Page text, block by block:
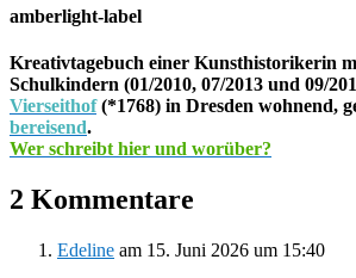
amberlight-label
Kreativtagebuch einer Kunsthistorikerin
Schulkindern (01/2010, 07/2013 und 09/
Vierseithof(*1768) in Dresden wohnend,
bereisend.
Wer schreibt hier und worüber?
2 Kommentare
Edeline am 15. Juni 2026 um 15:40